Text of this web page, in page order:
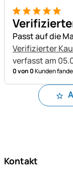
5 von 5
Passt auf die
Verifizierter
verfasst am
0 von 0Kunden
Kontakt